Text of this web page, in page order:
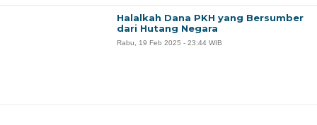
Halalkah Dana PKH yang Bersumber
dari Hutang Negara
Rabu, 19 Feb 2025 - 23:44 WIB